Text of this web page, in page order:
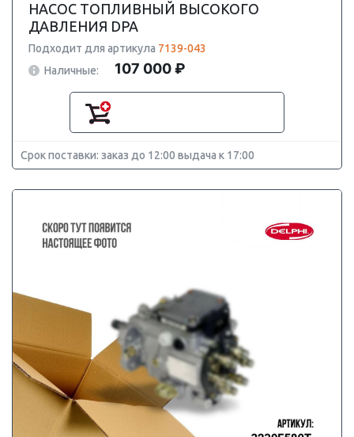
НАСОС ТОПЛИВНЫЙ ВЫСОКОГО
ДАВЛЕНИЯ DPA
Подходит для артикула 7139-043
Наличные:
107 000 ₽
Срок поставки: заказ до 12:00 выдача к 17:00